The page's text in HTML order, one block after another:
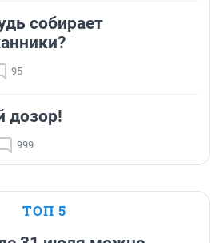
собирает
95
дозор!
999
ТОП 5